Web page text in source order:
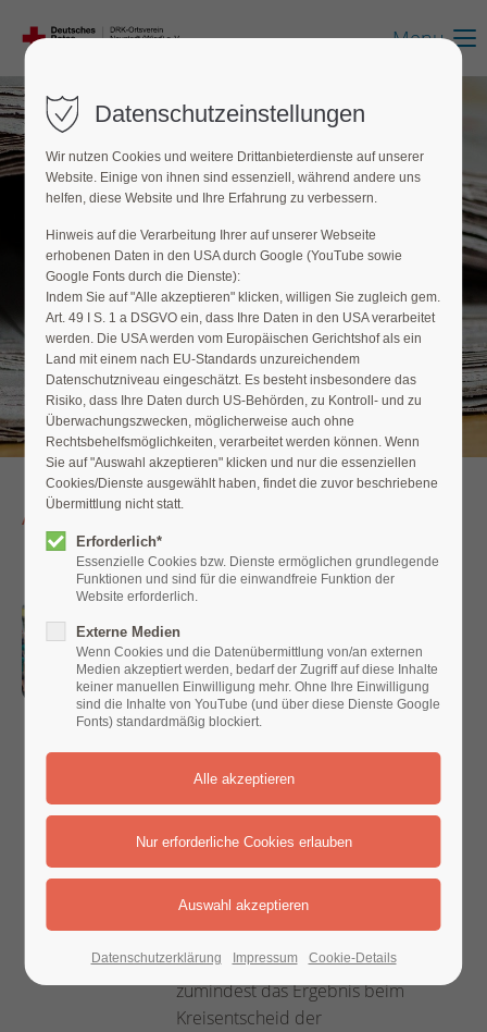
Menu
Aktuelle Meldungen /
Nachrichten
Wettbewerb:
Beste
Jungsanitäter
kommen aus
Vettelschoß,
Asbach und
Neustadt
08. Jun 2017 /
Rengsdorf. Aus Vettelschoß,
Asbach und Neustadt kommen
die besten Nachwuchssanitäter
des Kreises Neuwied. Das war
zumindest das Ergebnis beim
Kreisentscheid der
Datenschutzeinstellungen
Wir nutzen Cookies und weitere Drittanbieterdienste auf unserer
Website. Einige von ihnen sind essenziell, während andere uns
helfen, diese Website und Ihre Erfahrung zu verbessern.
Hinweis auf die Verarbeitung Ihrer auf unserer Webseite
erhobenen Daten in den USA durch Google (YouTube sowie
Google Fonts durch die Dienste):
Indem Sie auf "Alle akzeptieren" klicken, willigen Sie zugleich gem.
Art. 49 I S. 1 a DSGVO ein, dass Ihre Daten in den USA verarbeitet
werden. Die USA werden vom Europäischen Gerichtshof als ein
Land mit einem nach EU-Standards unzureichendem
Datenschutzniveau eingeschätzt. Es besteht insbesondere das
Risiko, dass Ihre Daten durch US-Behörden, zu Kontroll- und zu
Überwachungszwecken, möglicherweise auch ohne
Rechtsbehelfsmöglichkeiten, verarbeitet werden können. Wenn
Sie auf "Auswahl akzeptieren" klicken und nur die essenziellen
Cookies/Dienste ausgewählt haben, findet die zuvor beschriebene
Übermittlung nicht statt.
Erforderlich*
Essenzielle Cookies bzw. Dienste ermöglichen grundlegende
Funktionen und sind für die einwandfreie Funktion der
Website erforderlich.
Externe Medien
Wenn Cookies und die Datenübermittlung von/an externen
Medien akzeptiert werden, bedarf der Zugriff auf diese Inhalte
keiner manuellen Einwilligung mehr. Ohne Ihre Einwilligung
sind die Inhalte von YouTube (und über diese Dienste Google
Fonts) standardmäßig blockiert.
Datenschutzerklärung Impressum Cookie-Details